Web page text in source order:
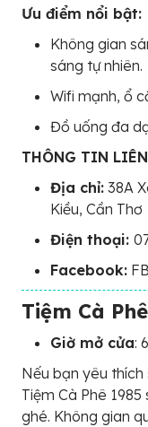
Ưu điểm nổi bật:
Không gian
sáng tự nhiên.
Wifi mạnh, ổ
Đồ uống đa
THÔNG TIN
Địa chỉ: 38A
Kiều, Cần Thơ
Điện thoại:
Facebook:
Tiệm Cà
Giờ mở cửa:
Nếu bạn yêu
Tiệm Cà Phê
ghé. Không gian